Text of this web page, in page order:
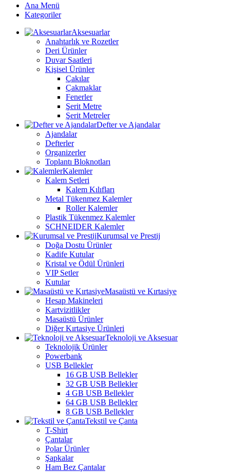
Ana Menü
Kategoriler
Aksesuarlar
Anahtarlık ve Rozetler
Deri Ürünler
Duvar Saatleri
Kişisel Ürünler
Çakılar
Çakmaklar
Fenerler
Şerit Metre
Şerit Metreler
Defter ve Ajandalar
Ajandalar
Defterler
Organizerler
Toplantı Bloknotları
Kalemler
Kalem Setleri
Kalem Kılıfları
Metal Tükenmez Kalemler
Roller Kalemler
Plastik Tükenmez Kalemler
SCHNEIDER Kalemler
Kurumsal ve Prestij
Doğa Dostu Ürünler
Kadife Kutular
Kristal ve Ödül Ürünleri
VIP Setler
Kutular
Masaüstü ve Kırtasiye
Hesap Makineleri
Kartvizitlikler
Masaüstü Ürünler
Diğer Kırtasiye Ürünleri
Teknoloji ve Aksesuar
Teknolojik Ürünler
Powerbank
USB Bellekler
16 GB USB Bellekler
32 GB USB Bellekler
4 GB USB Bellekler
64 GB USB Bellekler
8 GB USB Bellekler
Tekstil ve Çanta
T-Shirt
Çantalar
Polar Ürünler
Şapkalar
Ham Bez Çantalar